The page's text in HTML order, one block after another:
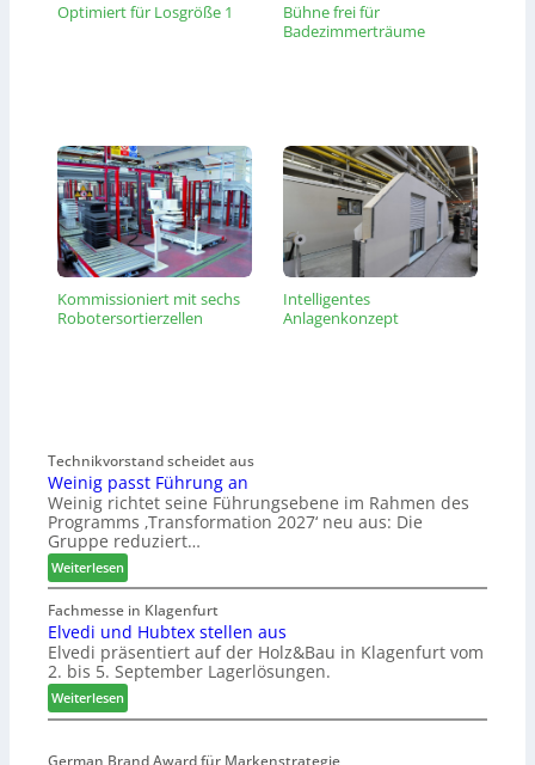
Optimiert für Losgröße 1
Bühne frei für
Badezimmerträume
Kommissioniert mit sechs
Robotersortierzellen
Intelligentes
Anlagenkonzept
Technikvorstand scheidet aus
Weinig passt Führung an
Weinig richtet seine Führungsebene im Rahmen des
Programms ‚Transformation 2027‘ neu aus: Die
Gruppe reduziert…
Weiterlesen:
W
e
i
n
i
p
s
Fachmesse in Klagenfurt
Elvedi und Hubtex stellen aus
Elvedi präsentiert auf der Holz&Bau in Klagenfurt vom
2. bis 5. September Lagerlösungen.
Weiterlesen:
E
v
German Brand Award für Markenstrategie